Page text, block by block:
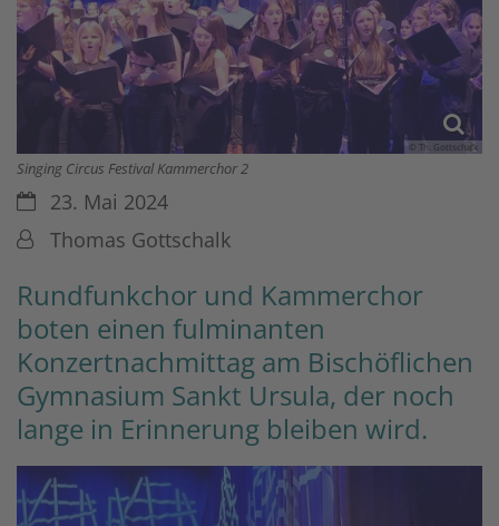
© Th. Gottschalk
Singing Circus Festival Kammerchor 2
Datum:23. Mai 2024
Von:Thomas Gottschalk
Rundfunkchor und Kammerchor
boten einen fulminanten
Konzertnachmittag am Bischöflichen
Gymnasium Sankt Ursula, der noch
lange in Erinnerung bleiben wird.